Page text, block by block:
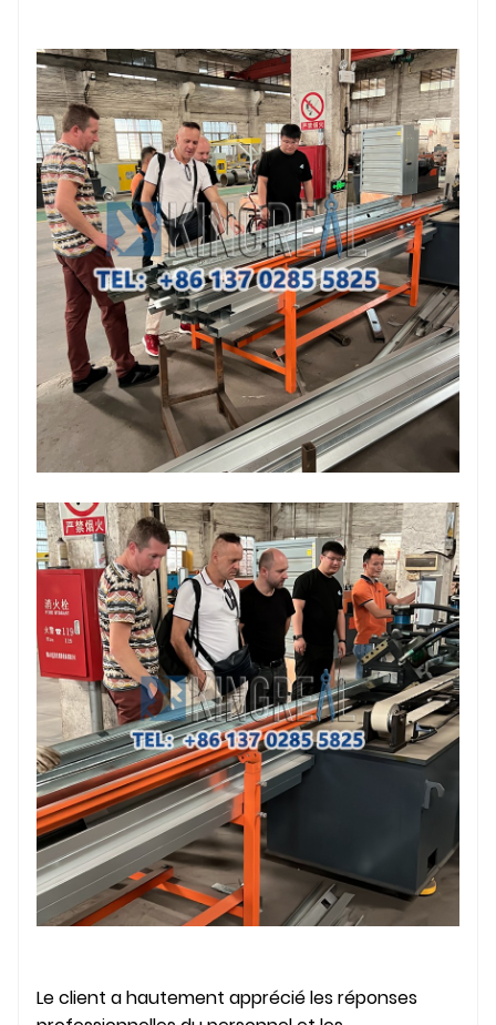
Le client a hautement apprécié les réponses